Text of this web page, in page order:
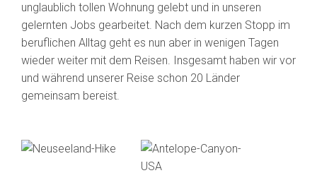
unglaublich tollen Wohnung gelebt und in unseren
gelernten Jobs gearbeitet. Nach dem kurzen Stopp im
beruflichen Alltag geht es nun aber in wenigen Tagen
wieder weiter mit dem Reisen. Insgesamt haben wir vor
und während unserer Reise schon 20 Länder
gemeinsam bereist.